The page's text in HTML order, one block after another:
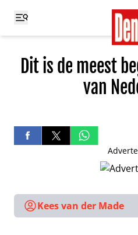
Dit is de meest
van
Kees van der Made